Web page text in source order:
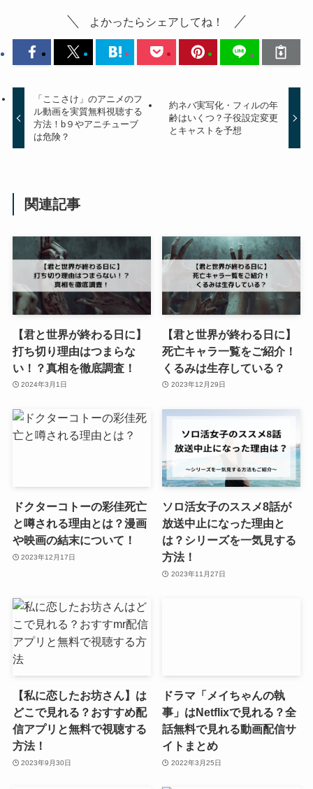
よかったらシェアしてね！
「ここさけ」のアニメのフ
ル動画を実質無料視聴する
方法！b９やアニチューブ
は危険？
約ネバ実写化・フィルの年
齢はいくつ？子役設定変更
とキャストを予想
関連記事
【君と世界が終わる日に】
打ち切り理由はつまらな
い！？真相を徹底調査！
2024年3月1日
【君と世界が終わる日に】
死亡キャラ一覧をご紹介！
くるみは生存している？
2023年12月29日
ドクターコトーの彩佳死亡
と噂される理由とは？漫画
や映画の結末について！
2023年12月17日
ソロ活女子のススメ8話が
放送中止になった理由と
は？シリーズを一気見する
方法！
2023年11月27日
【私に恋したお坊さん】は
どこで見れる？おすすめ配
信アプリと無料で視聴する
方法！
2023年9月30日
ドラマ「メイちゃんの執
事」はNetflixで見れる？全
話無料で見れる動画配信サ
イトまとめ
2022年3月25日